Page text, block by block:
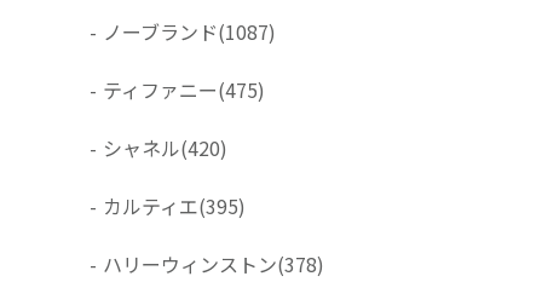
- ノーブランド(1087)
- ティファニー(475)
- シャネル(420)
- カルティエ(395)
- ハリーウィンストン(378)